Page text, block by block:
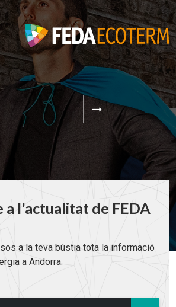
a l'actualitat de FEDA
a la teva bústia tota la informació
a Andorra.